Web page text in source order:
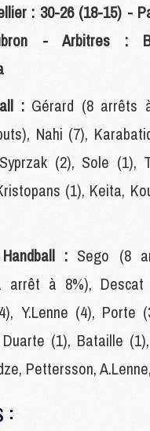
: 30-26 (18-15) -
- Arbitres :
:Gérard (8 arrêts
Nahi (7),
(2), Sole (1),
(1), Keita,
: Sego (8
arrêt à 8%),
Y.Lenne (4), Porte
(1), Bataille (1),
Pettersson,
: